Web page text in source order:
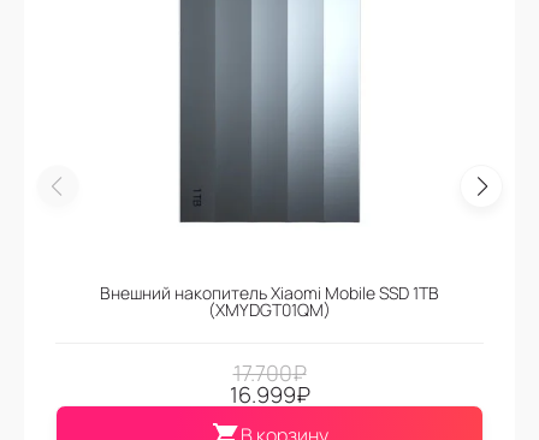
Внешний накопитель Xiaomi Mobile SSD 1TB
(XMYDGT01QM)
17.700₽
16.999₽